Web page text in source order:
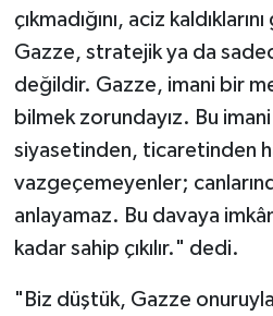
çıkmadığını, aciz
Gazze, stratejik ya da
değildir. Gazze, imani bir
bilmek zorundayız. Bu
siyasetinden, ticaretinden
vazgeçemeyenler;
anlayamaz. Bu davaya
kadar sahip çıkılır." dedi.
"Biz düştük, Gazze